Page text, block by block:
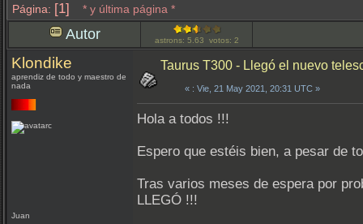
Página: [1] * y última página *
Autor astrons: 5.63 votos: 2
Klondike
aprendiz de todo y maestro de
nada
Juan
Taurus T300 - Llegó el nuevo
« : Vie, 21 May 2021, 20:31 UTC »
Hola a todos !!!
Espero que estéis bien, a pesar de
Tras varios meses de espera por
LLEGÓ !!!